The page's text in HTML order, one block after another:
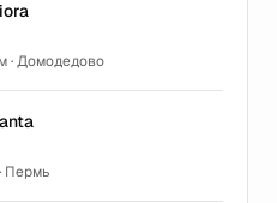
· Домодедово
Пермь